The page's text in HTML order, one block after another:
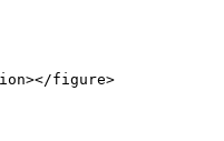
figure>